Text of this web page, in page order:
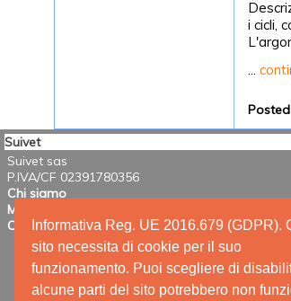
Informativa Reg. UE 2016.679 (GDPR).
sito necessita di cookie per il suo
funzionamento. Puoi scegliere di
alcune parti del sito potrebbero non
i cicli,
...
Suivet
Suivet sas
P.IVA/CF 02391780356
Chi siamo
Mission
Contatti